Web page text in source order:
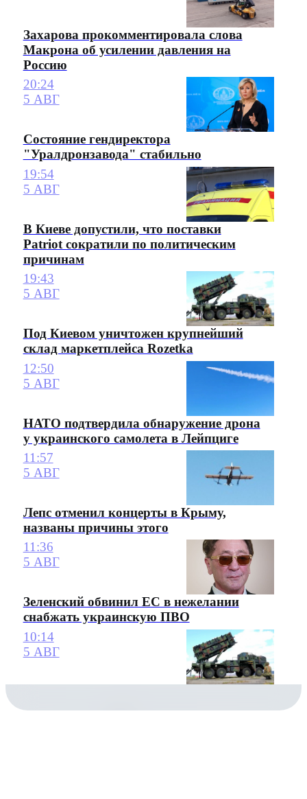
Захарова прокомментировала слова
Макрона об усилении давления на
Россию
20:24
5 АВГ
Состояние гендиректора
"Уралдронзавода" стабильно
19:54
5 АВГ
В Киеве допустили, что поставки
Patriot сократили по политическим
причинам
19:43
5 АВГ
Под Киевом уничтожен крупнейший
склад маркетплейса Rozetka
12:50
5 АВГ
НАТО подтвердила обнаружение дрона
у украинского самолета в Лейпциге
11:57
5 АВГ
Лепс отменил концерты в Крыму,
названы причины этого
11:36
5 АВГ
Зеленский обвинил ЕС в нежелании
снабжать украинскую ПВО
10:14
5 АВГ